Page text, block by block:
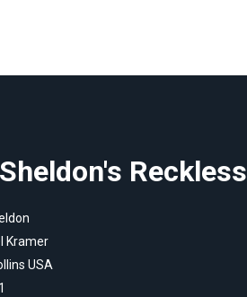
Reckless
Kramer
USA